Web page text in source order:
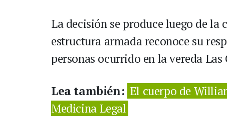
La decisión se produce luego de
estructura armada reconoce su
personas ocurrido en la vereda Las
Lea también: El cuerpo de
Medicina Legal